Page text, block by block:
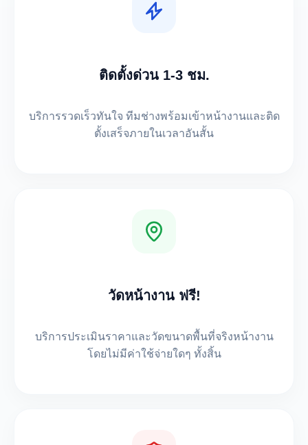
ติดตั้งด่วน 1-3 ชม.
บริการรวดเร็วทันใจ ทีมช่างพร้อมเข้าหน้างานและติด
ตั้งเสร็จภายในเวลาอันสั้น
วัดหน้างาน ฟรี!
บริการประเมินราคาและวัดขนาดพื้นที่จริงหน้างาน
โดยไม่มีค่าใช้จ่ายใดๆ ทั้งสิ้น